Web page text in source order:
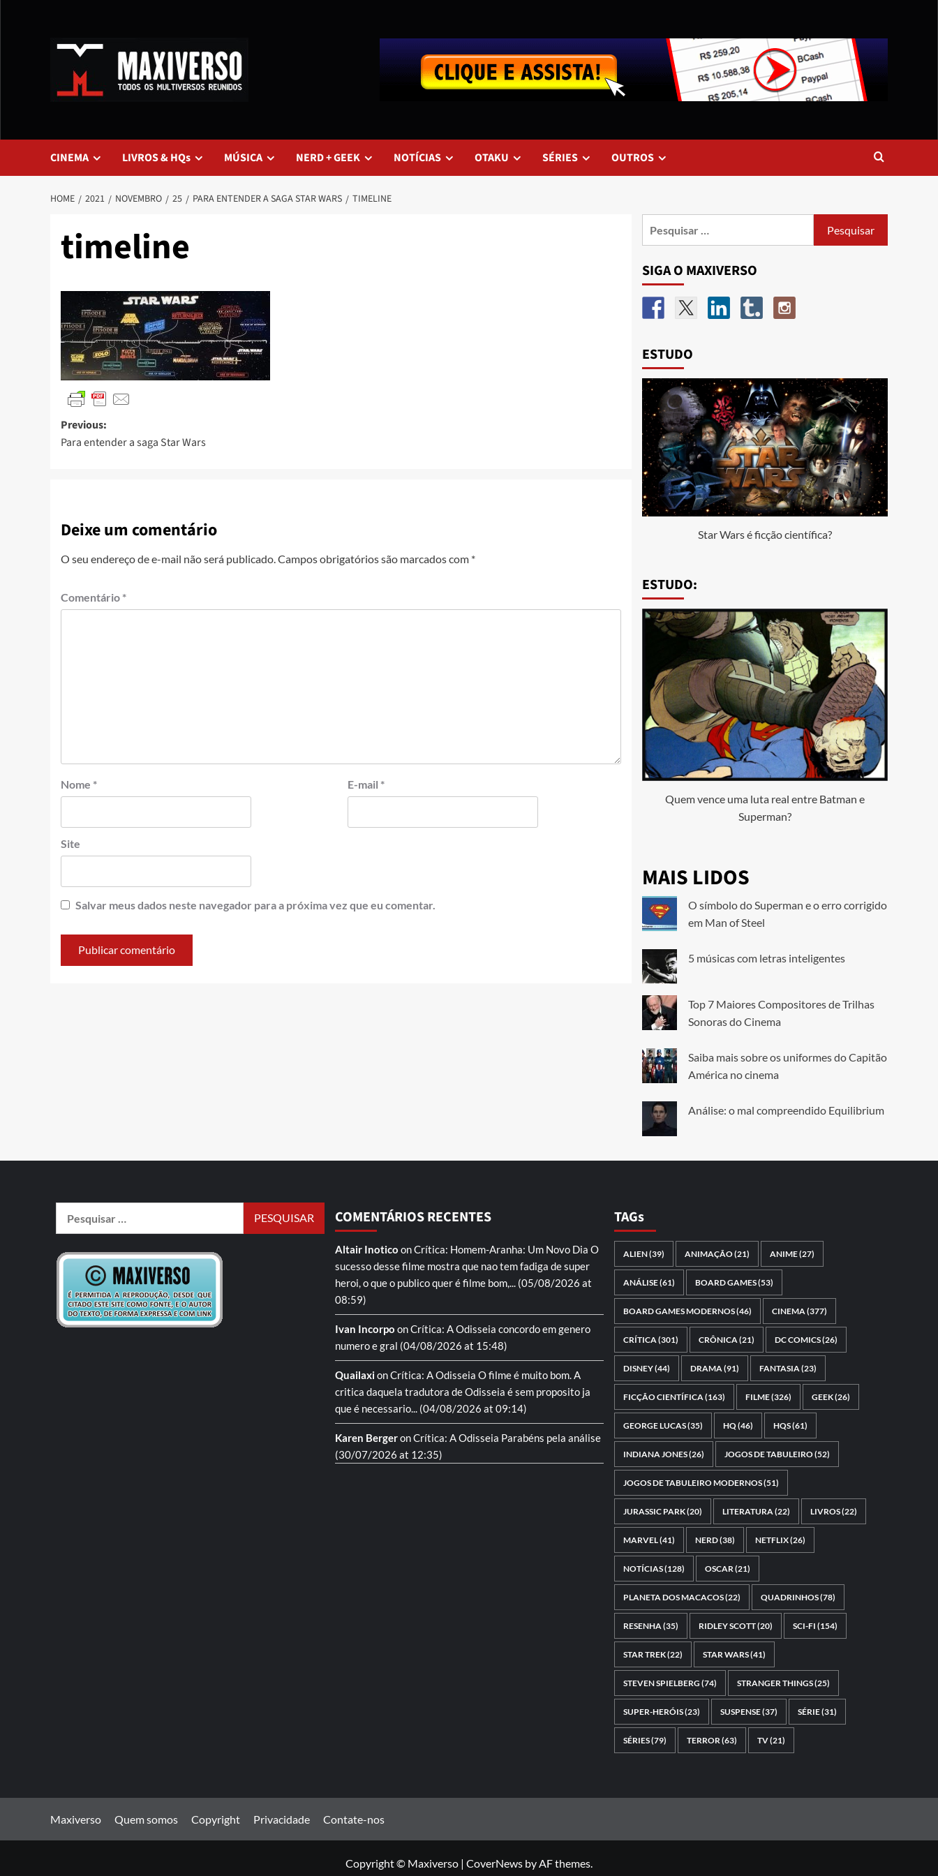
CINEMA LIVROS & HQs MÚSICA NERD + GEEK NOTÍCIAS OTAKU SÉRIES OUTROS
HOME 2021 NOVEMBRO 25 PARA ENTENDER A SAGA STAR WARS TIMELINE
timeline
Previous:
Para entender a saga Star Wars
Deixe um comentário
O seu endereço de e-mail não será publicado.Campos obrigatórios são marcados com *
Comentário *
Nome * E-mail *
Site
Salvar meus dados neste navegador para a próxima vez que eu comentar.
SIGA O MAXIVERSO
ESTUDO
Star Wars é ficção científica?
ESTUDO:
Quem vence uma luta real entre Batman e
Superman?
MAIS LIDOS
O símbolo do Superman e o erro corrigido
em Man of Steel
5 músicas com letras inteligentes
Top 7 Maiores Compositores de Trilhas
Sonoras do Cinema
Saiba mais sobre os uniformes do Capitão
América no cinema
Análise: o mal compreendido Equilibrium
COMENTÁRIOS RECENTES
Altair Inotico onCrítica: Homem-Aranha: Um Novo Dia O
sucesso desse filme mostra que nao tem fadiga de super
heroi, o que o publico quer é filme bom,... (05/08/2026 at
08:59)
Ivan Incorpo onCrítica: A Odisseia concordo em genero
numero e gral (04/08/2026 at 15:48)
QuailaxionCrítica: A Odisseia O filme é muito bom. A
critica daquela tradutora de Odisseia é sem proposito ja
que é necessario... (04/08/2026 at 09:14)
Karen BergeronCrítica: A Odisseia Parabéns pela análise
(30/07/2026 at 12:35)
TAGs
ALIEN(39) ANIMAÇÃO(21) ANIME(27)
ANÁLISE(61) BOARD GAMES(53)
BOARD GAMES MODERNOS(46) CINEMA (377)
CRÍTICA (301) CRÔNICA (21) DC COMICS(26)
DISNEY(44) DRAMA (91) FANTASIA (23)
FICÇÃO CIENTÍFICA (163) FILME(326) GEEK(26)
GEORGE LUCAS(35) HQ(46) HQS(61)
INDIANA JONES(26) JOGOS DE TABULEIRO(52)
JOGOS DE TABULEIRO MODERNOS(51)
JURASSIC PARK(20) LITERATURA (22) LIVROS(22)
MARVEL(41) NERD(38) NETFLIX(26)
NOTÍCIAS(128) OSCAR (21)
PLANETA DOS MACACOS(22) QUADRINHOS(78)
RESENHA (35) RIDLEY SCOTT(20) SCI-FI (154)
STAR TREK(22) STAR WARS(41)
STEVEN SPIELBERG (74) STRANGER THINGS(25)
SUPER-HERÓIS(23) SUSPENSE(37) SÉRIE(31)
SÉRIES(79) TERROR (63) TV(21)
Maxiverso Quem somos Copyright Privacidade Contate-nos
Copyright © Maxiverso | CoverNews by AF themes.